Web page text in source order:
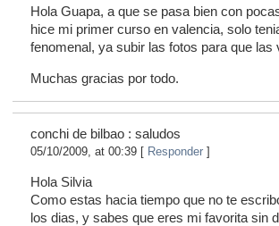
Hola Guapa, a que se pasa bien con
hice mi primer curso en valencia, solo
fenomenal, ya subir las fotos para que las
Muchas gracias por todo.
conchi de bilbao : saludos
05/10/2009, at 00:39 [ Responder ]
Hola Silvia
Como estas hacia tiempo que no te
los dias, y sabes que eres mi favorita sin